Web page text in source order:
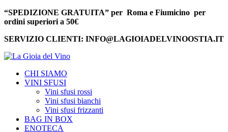
“SPEDIZIONE GRATUITA” per Roma e Fiumicino per
ordini superiori a 50€
SERVIZIO CLIENTI: INFO@LAGIOIADELVINOOSTIA.IT
CHI SIAMO
VINI SFUSI
Vini sfusi rossi
Vini sfusi bianchi
Vini sfusi frizzanti
BAG IN BOX
ENOTECA